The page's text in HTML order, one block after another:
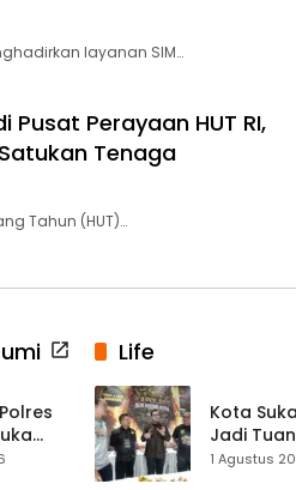
layanan SIM…
Perayaan HUT RI,
Tenaga
Tahun (HUT)…
Life
Kota
Jadi
Kontes
1 Agustus